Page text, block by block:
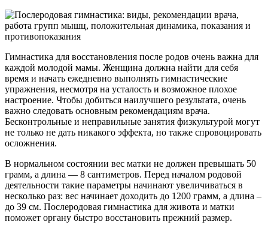
Гимнастика для восстановления после родов очень важна для
каждой молодой мамы. Женщина должна найти для себя
время и начать ежедневно выполнять гимнастические
упражнения, несмотря на усталость и возможное плохое
настроение. Чтобы добиться наилучшего результата, очень
важно следовать основным рекомендациям врача.
Бесконтрольные и неправильные занятия физкультурой могут
не только не дать никакого эффекта, но также спровоцировать
осложнения.
В нормальном состоянии вес матки не должен превышать 50
грамм, а длина — 8 сантиметров. Перед началом родовой
деятельности такие параметры начинают увеличиваться в
несколько раз: вес начинает доходить до 1200 грамм, а длина –
до 39 см. Послеродовая гимнастика для живота и матки
поможет органу быстро восстановить прежний размер.